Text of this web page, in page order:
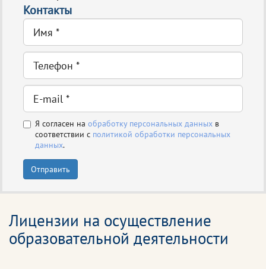
Контакты
Я согласен на обработку персональных данных в
соответствии с политикой обработки персональных
данных.
Отправить
Лицензии на осуществление
образовательной деятельности